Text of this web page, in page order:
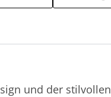
und der stilvollen